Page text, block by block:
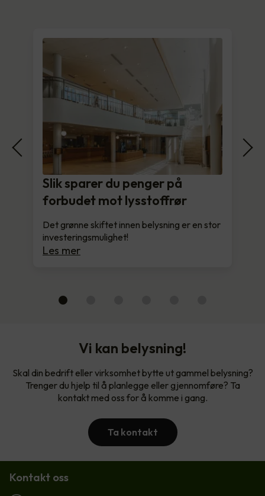
Slik sparer du penger på
forbudet mot lysstoffrør
Det grønne skiftet innen belysning er en stor
investeringsmulighet!
Les mer
Vi kan belysning!
Skal din bedrift eller virksomhet bytte ut gammel belysning?
Trenger du hjelp til å planlegge eller gjennomføre? Ta
kontakt med oss for å komme i gang.
Ta kontakt
Kontakt oss